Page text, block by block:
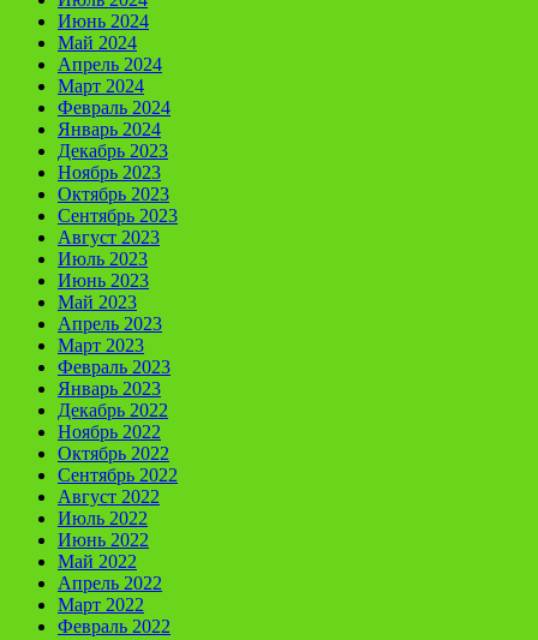
Июнь 2024
Май 2024
Апрель 2024
Март 2024
Февраль 2024
Январь 2024
Декабрь 2023
Ноябрь 2023
Октябрь 2023
Сентябрь 2023
Август 2023
Июль 2023
Июнь 2023
Май 2023
Апрель 2023
Март 2023
Февраль 2023
Январь 2023
Декабрь 2022
Ноябрь 2022
Октябрь 2022
Сентябрь 2022
Август 2022
Июль 2022
Июнь 2022
Май 2022
Апрель 2022
Март 2022
Февраль 2022